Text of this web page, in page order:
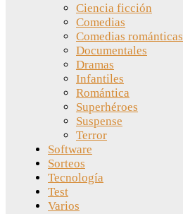
Ciencia ficción
Comedias
Comedias románticas
Documentales
Dramas
Infantiles
Romántica
Superhéroes
Suspense
Terror
Software
Sorteos
Tecnología
Test
Varios